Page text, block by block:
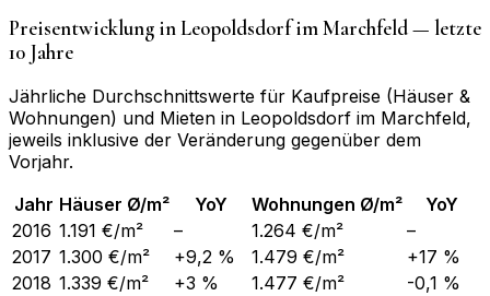
Preisentwicklung inLeopoldsdorf im Marchfeld— letzte
10 Jahre
Jährliche Durchschnittswerte für Kaufpreise (Häuser &
Wohnungen) und Mieten in Leopoldsdorf im Marchfeld,
jeweils inklusive der Veränderung gegenüber dem
Vorjahr.
Jahr Häuser Ø/m² YoY Wohnungen Ø/m²
YoY
2016 1.191 €/m² – 1.264 €/m²
–
2017 1.300 €/m² +9,2 % 1.479 €/m²
+17 %
2018 1.339 €/m² +3 % 1.477 €/m²
-0,1 %